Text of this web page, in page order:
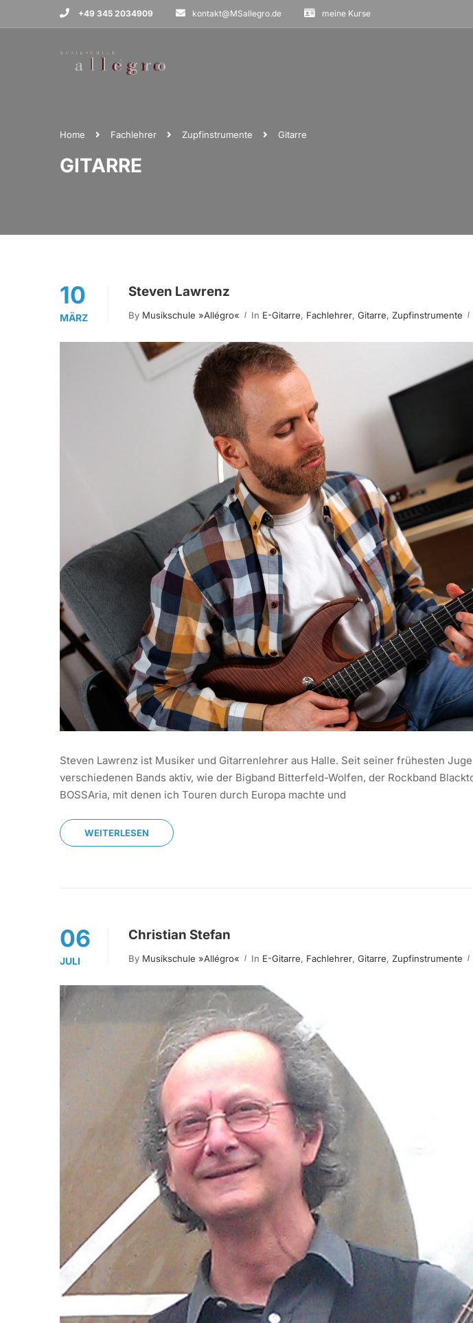
+49 345 2034909 kontakt@MSallegro.de meine Kurse
Home Fachlehrer Zupfinstrumente Gitarre
GITARRE
10
MÄRZ
Steven Lawrenz
By Musikschule »allégro« In E-Gitarre, Fachlehrer, Gitarre, Zupfinstrumente
Steven Lawrenz ist Musiker und Gitarrenlehrer aus Halle. Seit seiner frühesten
verschiedenen Bands aktiv, wie der Bigband Bitterfeld-Wolfen, der Rockband
BOSSAria, mit denen ich Touren durch Europa machte und
WEITERLESEN
06
JULI
Christian Stefan
By Musikschule »allégro« In E-Gitarre, Fachlehrer, Gitarre, Zupfinstrumente